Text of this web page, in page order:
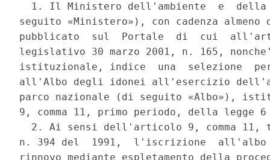
1. Il Ministero dell'ambiente  e
seguito «Ministero»), con cadenza almeno
pubblicato  sul  Portale  di  cui
legislativo 30 marzo 2001, n. 165,
istituzionale, indice  una  selezione
all'Albo degli idonei all'esercizio
parco nazionale (di seguito «Albo»),
9, comma 11, primo periodo, della legge
2. Ai sensi dell'articolo 9, comma 11,
n. 394 del  1991,  l'iscrizione  all'albo
rinnovo mediante espletamento della